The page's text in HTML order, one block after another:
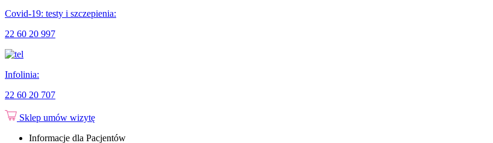
Covid-19: testy i szczepienia:
22 60 20 997
Infolinia:
22 60 20 707
Sklep umów wizytę
Informacje dla Pacjentów